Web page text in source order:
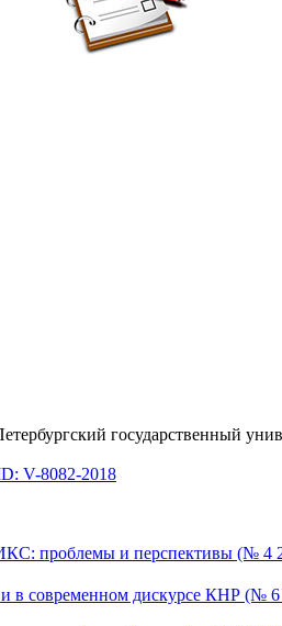
государственный
V-8082-2018
проблемы и перспективы (№ 4
в современном дискурсе КНР (№ 6